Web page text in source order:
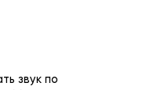
звук по